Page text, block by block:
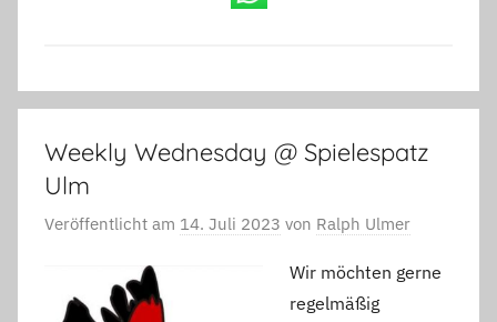
Weekly Wednesday @ Spielespatz
Ulm
Veröffentlicht am 14. Juli 2023 von Ralph Ulmer
Wir möchten gerne
regelmäßig